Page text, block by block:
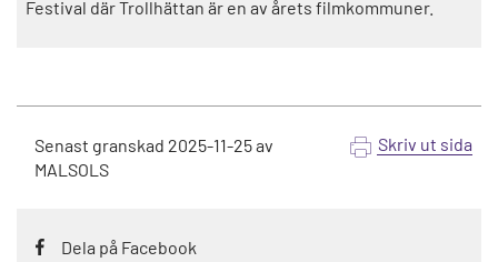
Festival där Trollhättan är en av årets filmkommuner.
Senast granskad 2025-11-25av
MALSOLS
Skriv ut sida
Dela på Facebook